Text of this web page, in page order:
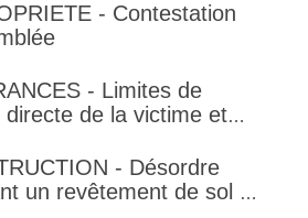
- Contestation
- Limites de
directe de la victime et
l'étendue temporelle de
en condition de la
- Désordre
un revêtement de sol et